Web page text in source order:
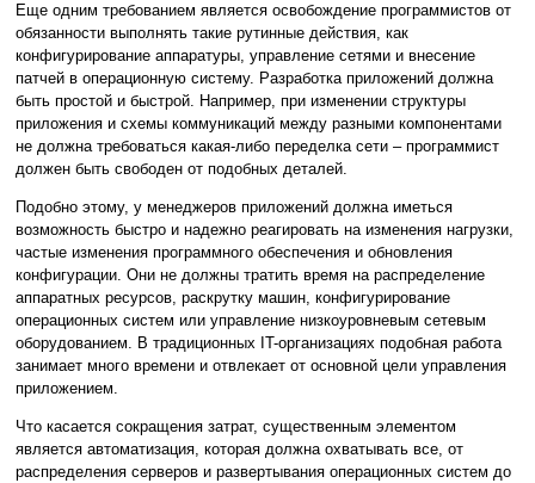
Еще одним требованием является освобождение программистов от
обязанности выполнять такие рутинные действия, как
конфигурирование аппаратуры, управление сетями и внесение
патчей в операционную систему. Разработка приложений должна
быть простой и быстрой. Например, при изменении структуры
приложения и схемы коммуникаций между разными компонентами
не должна требоваться какая-либо переделка сети – программист
должен быть свободен от подобных деталей.
Подобно этому, у менеджеров приложений должна иметься
возможность быстро и надежно реагировать на изменения нагрузки,
частые изменения программного обеспечения и обновления
конфигурации. Они не должны тратить время на распределение
аппаратных ресурсов, раскрутку машин, конфигурирование
операционных систем или управление низкоуровневым сетевым
оборудованием. В традиционных IT-организациях подобная работа
занимает много времени и отвлекает от основной цели управления
приложением.
Что касается сокращения затрат, существенным элементом
является автоматизация, которая должна охватывать все, от
распределения серверов и развертывания операционных систем до